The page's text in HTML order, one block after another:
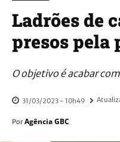
Ladrões de
presos pela
O objetivo é acabar
31/03/2023 - 10h49
Por Agência GBC